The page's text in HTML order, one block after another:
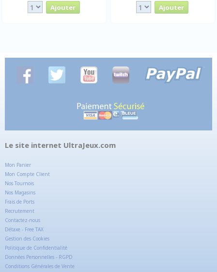
Le site internet UltraJeux.com
Mon Panier
Mon Compte Client
Nos Tournois
Nos Magasins
Frais de Ports
Recrutement
Contactez-nous
Détaxe - Free TAX
Gestion des Cookies
Politique de Confidentialité
Données Personnelles - RGPD
Conditions Générales de Vente